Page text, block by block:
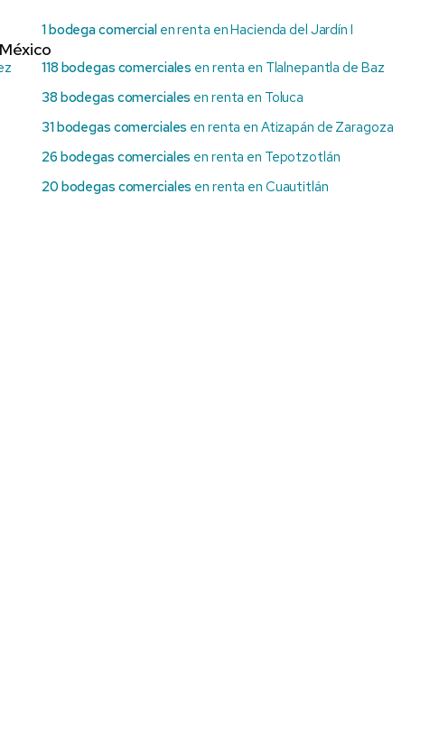
1 bodega comercialen renta en Hacienda del Jardín I
118 bodegas comerciales en renta en Tlalnepantla de Baz
38 bodegas comerciales en renta en Toluca
31 bodegas comerciales en renta en Atizapán de Zaragoza
26 bodegas comerciales en renta en Tepotzotlán
20 bodegas comerciales en renta en Cuautitlán